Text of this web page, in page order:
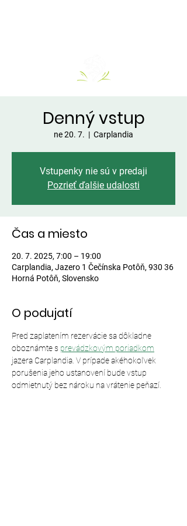
Denný vstup
ne 20. 7.
  |
Carplandia
Vstupenky nie sú v predaji
Pozrieť ďalšie udalosti
Čas a miesto
20. 7. 2025, 7:00 – 19:00
Carplandia, Jazero 1 Čečínska Potôň, 930 36
Horná Potôň, Slovensko
O podujatí
Pred zaplatením rezervácie sa dôkladne
oboznámte s prevádzkovým poriadkom
jazera Carplandia. V prípade akéhokoľvek
porušenia jeho ustanovení bude vstup
odmietnutý bez nároku na vrátenie peňazí.